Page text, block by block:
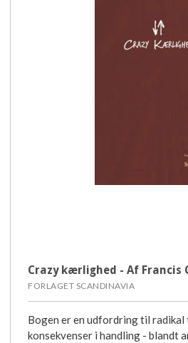
Crazy kærlighed - Af Francis
FORLAGET SCANDINAVIA
Bogen er en udfordring til
konsekvenser i handling - blandt